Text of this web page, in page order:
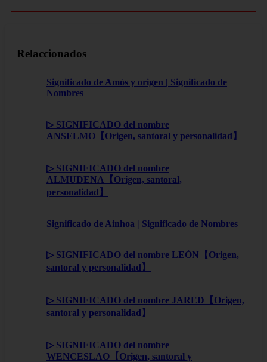
Relaccionados
Significado de Amós y origen | Significado de
Nombres
▷ SIGNIFICADO del nombre
ANSELMO【Origen, santoral y personalidad】
▷ SIGNIFICADO del nombre
ALMUDENA【Origen, santoral,
personalidad】
Significado de Ainhoa | Significado de Nombres
▷ SIGNIFICADO del nombre LEÓN【Origen,
santoral y personalidad】
▷ SIGNIFICADO del nombre JARED【Origen,
santoral y personalidad】
▷ SIGNIFICADO del nombre
WENCESLAO【Origen, santoral y